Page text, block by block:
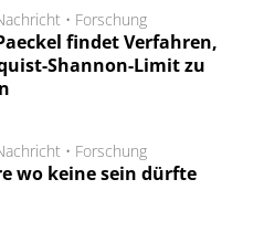
• Forschung
findet Verfahren,
Shannon-Limit zu
• Forschung
wo keine sein dürfte